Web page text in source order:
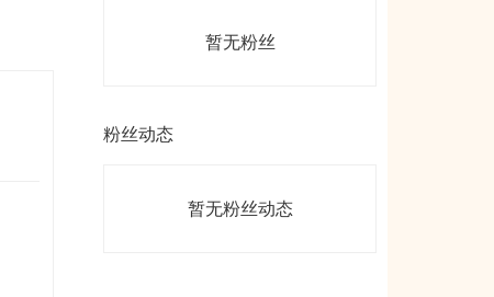
暂无粉丝
粉丝动态
暂无粉丝动态